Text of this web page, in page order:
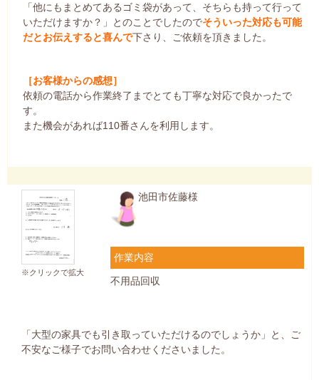
「他にもまとめてあるゴミ袋があって、そちらも持って行って
いただけますか？」とのことでしたのでそういった対応も可能
だとお伝えすると喜んで下さり、ご依頼を頂きました。
［お客様からの感想］
依頼の電話から作業終了までとても丁寧な対応で良かったで
す。
また機会があれば110番さんを利用します。
※クリックで拡大
池田市佐藤様
作業内容
不用品回収
「大型の家具でも引き取っていただけるのでしょうか」と、ご
不安なご様子でお問い合わせくださいました。